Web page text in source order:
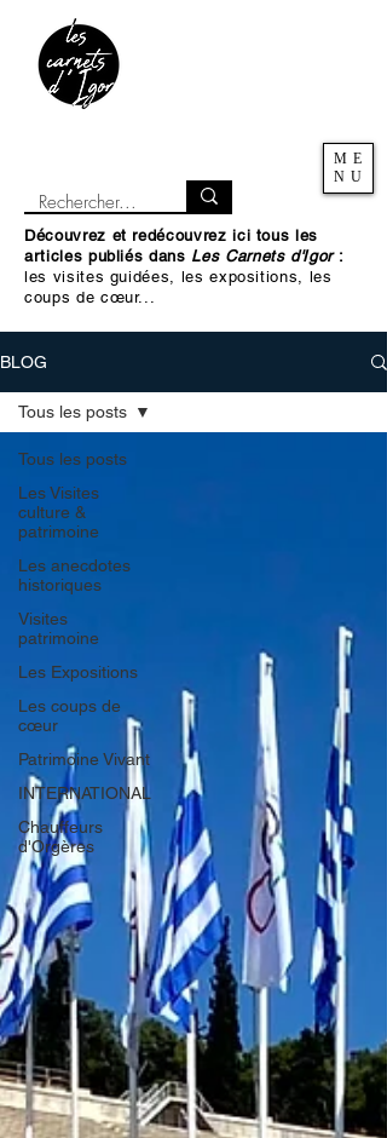
ME
NU
Découvrez et redécouvrez ici tous les
articles publiés dans Les Carnets d'Igor :
les visites guidées, les expositions, les
coups de cœur...
BLOG
Tous les posts
Les Visites
culture &
patrimoine
Les anecdotes
historiques
Visites
patrimoine
Les Expositions
Les coups de
cœur
Patrimoine Vivant
INTERNATIONAL
Chauffeurs
d'Orgères
Tous les posts